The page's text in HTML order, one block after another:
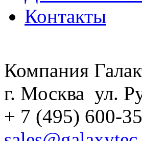
Контакты
Компания
г. Москва ул.
+ 7 (495) 600-